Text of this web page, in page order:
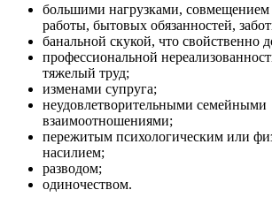
большими нагрузками,
работы, бытовых обязанностей,
банальной скукой, что свойственно
профессиональной
тяжелый труд;
изменами супруга;
неудовлетворительными семейными
взаимоотношениями;
пережитым психологическим или
насилием;
разводом;
одиночеством.